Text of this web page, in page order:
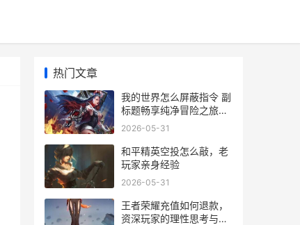
热门文章
我的世界怎么屏蔽指令 副
标题畅享纯净冒险之旅的
秘诀
2026-05-31
和平精英空投怎么敲，老
玩家亲身经验
2026-05-31
王者荣耀充值如何退款，
资深玩家的理性思考与务